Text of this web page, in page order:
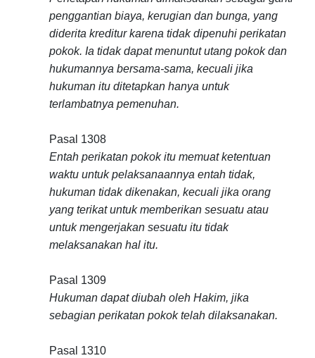
penggantian biaya, kerugian dan bunga, yang
diderita kreditur karena tidak dipenuhi perikatan
pokok. Ia tidak dapat menuntut utang pokok dan
hukumannya bersama-sama, kecuali jika
hukuman itu ditetapkan hanya untuk
terlambatnya pemenuhan.
Pasal 1308
Entah perikatan pokok itu memuat ketentuan
waktu untuk pelaksanaannya entah tidak,
hukuman tidak dikenakan, kecuali jika orang
yang terikat untuk memberikan sesuatu atau
untuk mengerjakan sesuatu itu tidak
melaksanakan hal itu.
Pasal 1309
Hukuman dapat diubah oleh Hakim, jika
sebagian perikatan pokok telah dilaksanakan.
Pasal 1310